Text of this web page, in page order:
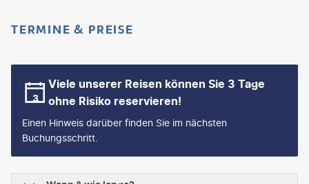
TERMINE & PREISE
Viele unserer Reisen können Sie 3 Tage
ohne Risiko reservieren!
Einen Hinweis darüber finden Sie im nächsten
Buchungsschritt.